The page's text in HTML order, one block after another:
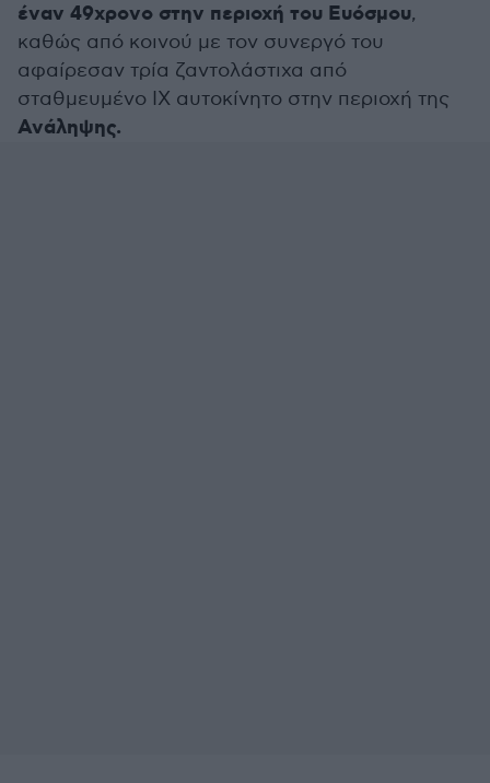
έναν 49χρονο στην περιοχή του Ευόσμου,
καθώς από κοινού με τον συνεργό του
αφαίρεσαν τρία ζαντολάστιχα από
σταθμευμένο ΙΧ αυτοκίνητο στην περιοχή της
Ανάληψης.